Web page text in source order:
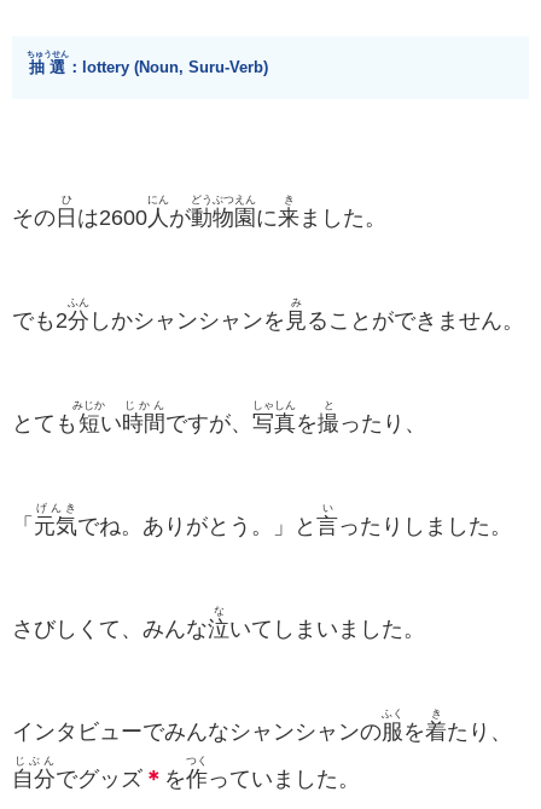
抽選
ちゅうせん
：lottery (Noun, Suru-Verb)
その日
ひ
は2600 人
にん
が動物
どうぶつ
園
えん
に来
き
ました。
でも2分
ふん
しかシャンシャンを 見
み
ることができません。
とても 短
みじか
い時間
じかん
ですが、 写真
しゃしん
を撮
と
ったり、
「 元気
げんき
でね。ありがとう。」と 言
い
ったりしました。
さびしくて、みんな泣
な
いてしまいました。
インタビューでみんなシャンシャンの服
ふく
を着
き
たり、
自分
じぶん
でグッズ ＊ を作
つく
っていました。